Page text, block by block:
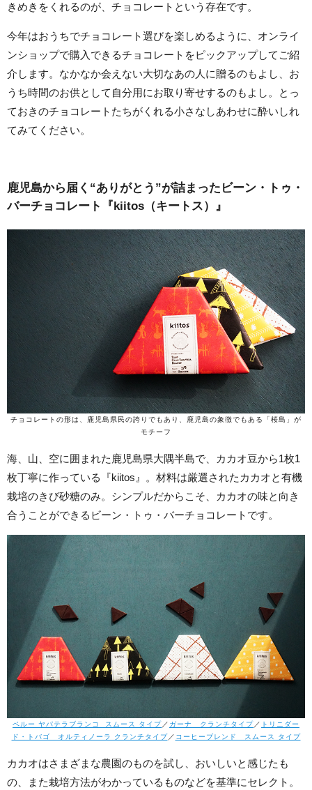
きめきをくれるのが、チョコレートという存在です。
今年はおうちでチョコレート選びを楽しめるように、オンライ
ンショップで購入できるチョコレートをピックアップしてご紹
介します。なかなか会えない大切なあの人に贈るのもよし、お
うち時間のお供として自分用にお取り寄せするのもよし。とっ
ておきのチョコレートたちがくれる小さなしあわせに酔いしれ
てみてください。
鹿児島から届く“ありがとう”が詰まったビーン・トゥ・
バーチョコレート『kiitos（キートス）』
チョコレートの形は、鹿児島県民の誇りでもあり、鹿児島の象徴でもある「桜島」が
モチーフ
海、山、空に囲まれた鹿児島県大隅半島で、カカオ豆から1枚1
枚丁寧に作っている『kiitos』。材料は厳選されたカカオと有機
栽培のきび砂糖のみ。シンプルだからこそ、カカオの味と向き
合うことができるビーン・トゥ・バーチョコレートです。
ペルー ヤパテラブランコ スムース タイプ ／ ガーナ クランチタイプ ／ トリニダー
ド・トバゴ オルティノーラ クランチタイプ／ コーヒーブレンド スムース タイプ
カカオはさまざまな農園のものを試し、おいしいと感じたも
の、また栽培方法がわかっているものなどを基準にセレクト。